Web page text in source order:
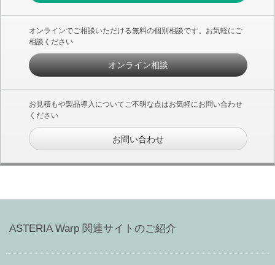
オンラインでご相談いただける無料の個別相談です。お気軽にご
相談ください
オンライン相談
お見積もや製品導入についてご不明な点はお気軽にお問い合わせ
ください
お問い合わせ
ASTERIA Warp 関連サイトのご紹介